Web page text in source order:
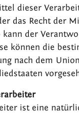
dieser
das Recht der
kann der
können die
nach dem
ist eine